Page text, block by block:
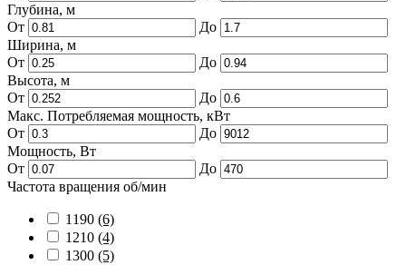
Глубина, м
От
До
Ширина, м
От
До
Высота, м
От
До
Макс. Потребляемая мощность, кВт
От
До
Мощность, Вт
От
До
Частота вращения об/мин
1190 (6)
1210 (4)
1300 (5)